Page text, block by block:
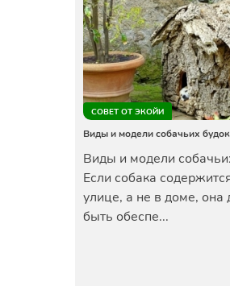
СОВЕТ ОТ ЭКОЙИ
Виды и модели собачьих будок
Виды и модели
Если собака
улице, а не в доме, она
быть обеспе...